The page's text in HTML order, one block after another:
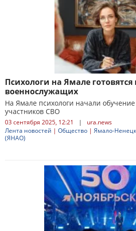
Психологи на Ямале
военнослужащих
На Ямале психологи начали
участников СВО
03 сентября 2025, 12:21 |
ura.news
Лента новостей | Общество | Ямало-
(ЯНАО)